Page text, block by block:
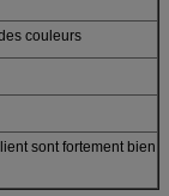
couleurs
sont fortement bien